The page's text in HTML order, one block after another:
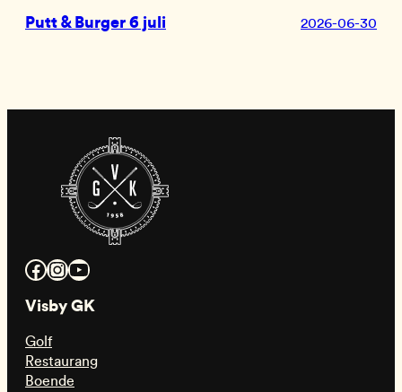
Putt & Burger 6 juli 2026-06-30
Facebook InstagramYouTube
Visby GK
Golf
Restaurang
Boende